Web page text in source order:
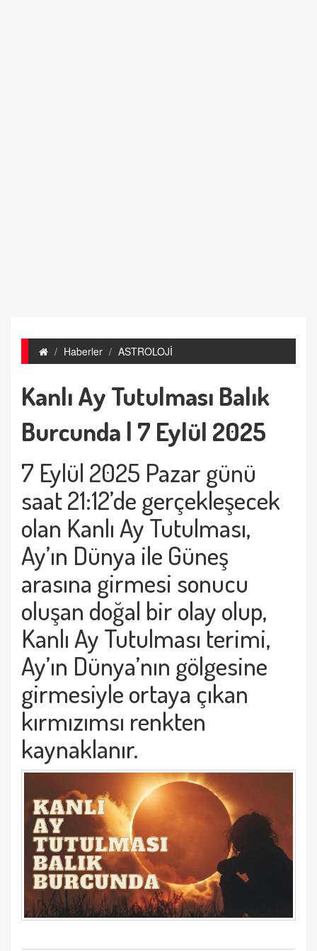
Haberler ASTROLOJİ
Kanlı Ay Tutulması Balık
Burcunda | 7 Eylül 2025
7 Eylül 2025 Pazar günü
saat 21:12’de gerçekleşecek
olan Kanlı Ay Tutulması,
Ay’ın Dünya ile Güneş
arasına girmesi sonucu
oluşan doğal bir olay olup,
Kanlı Ay Tutulması terimi,
Ay’ın Dünya’nın gölgesine
girmesiyle ortaya çıkan
kırmızımsı renkten
kaynaklanır.